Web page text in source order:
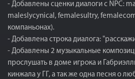
- Добавлены сценки диалоги с NPC:
maleslycynical, femalesultry,
компаньонах).
- Добавлена строка диалога:
- Добавлены 2 музыкальные
прослушать в доме игрока и
кинжала у ГГ, а так же одна песня о